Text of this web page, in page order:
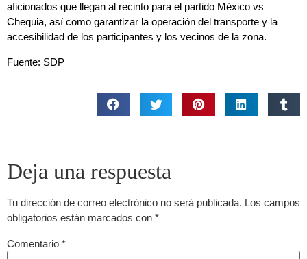
aficionados que llegan al recinto para el partido México vs
Chequia, así como garantizar la operación del transporte y la
accesibilidad de los participantes y los vecinos de la zona.
Fuente: SDP
Deja una respuesta
Tu dirección de correo electrónico no será publicada. Los campos
obligatorios están marcados con *
Comentario *